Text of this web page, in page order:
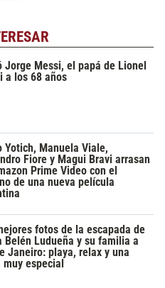
Jorge Messi, el papá de Lionel
a los 68 años
Yotich, Manuela Viale,
Fiore y Magui Bravi arrasan
Prime Video con el
de una nueva película
fotos de la escapada de
Belén Ludueña y su familia a
Janeiro: playa, relax y una
muy especial